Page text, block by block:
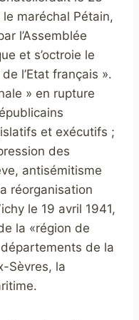
maréchal Pétain,
l’Assemblée
et s’octroie le
l’Etat français ».
» en rupture
et exécutifs ;
des
antisémitisme
réorganisation
le 19 avril 1941,
la «région de
de la
Sèvres, la